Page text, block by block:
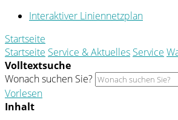
Interaktiver Liniennetzplan
Startseite
Startseite Service & Aktuelles Service
Volltextsuche
Wonach suchen Sie?
Vorlesen
Inhalt